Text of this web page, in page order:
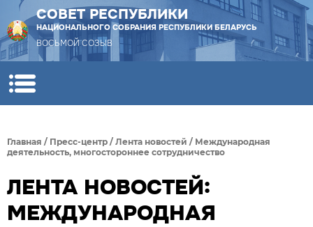
СОВЕТ РЕСПУБЛИКИ
НАЦИОНАЛЬНОГО СОБРАНИЯ РЕСПУБЛИКИ БЕЛАРУСЬ
ВОСЬМОЙ СОЗЫВ
Главная / Пресс-центр / Лента новостей / Международная
деятельность, многостороннее сотрудничество
ЛЕНТА НОВОСТЕЙ:
МЕЖДУНАРОДНАЯ